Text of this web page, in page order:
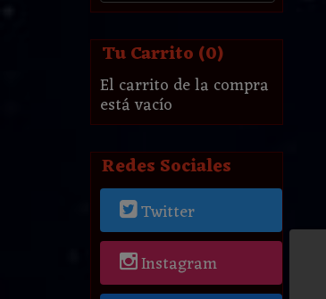
Tu Carrito (0)
El carrito de la compra
está vacío
Redes Sociales
Twitter
Instagram